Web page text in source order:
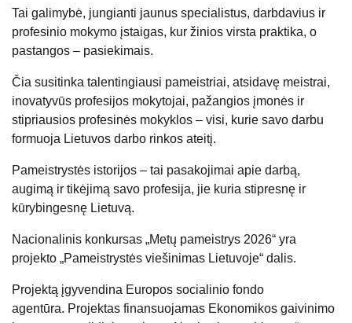
Tai galimybė, jungianti jaunus specialistus, darbdavius ir
profesinio mokymo įstaigas, kur žinios virsta praktika, o
pastangos – pasiekimais.
Čia susitinka talentingiausi pameistriai, atsidavę meistrai,
inovatyvūs profesijos mokytojai, pažangios įmonės ir
stipriausios profesinės mokyklos – visi, kurie savo darbu
formuoja Lietuvos darbo rinkos ateitį.
Pameistrystės istorijos – tai pasakojimai apie darbą,
augimą ir tikėjimą savo profesija, jie kuria stipresnę ir
kūrybingesnę Lietuvą.
Nacionalinis konkursas „Metų pameistrys 2026“ yra
projekto „Pameistrystės viešinimas Lietuvoje“ dalis.
Projektą įgyvendina Europos socialinio fondo
agentūra. Projektas finansuojamas Ekonomikos gaivinimo